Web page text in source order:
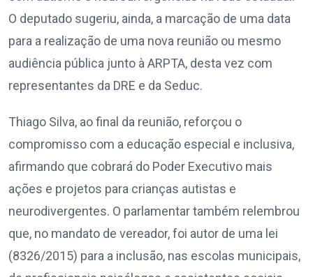
O deputado sugeriu, ainda, a marcação de uma data
para a realização de uma nova reunião ou mesmo
audiência pública junto à ARPTA, desta vez com
representantes da DRE e da Seduc.
Thiago Silva, ao final da reunião, reforçou o
compromisso com a educação especial e inclusiva,
afirmando que cobrará do Poder Executivo mais
ações e projetos para crianças autistas e
neurodivergentes. O parlamentar também relembrou
que, no mandato de vereador, foi autor de uma lei
(8326/2015) para a inclusão, nas escolas municipais,